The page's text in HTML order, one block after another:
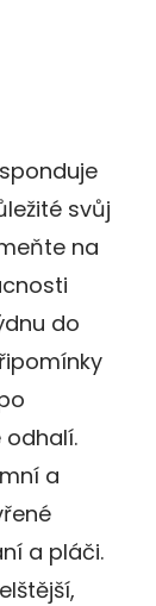
svůj
na
do
a
a pláči.